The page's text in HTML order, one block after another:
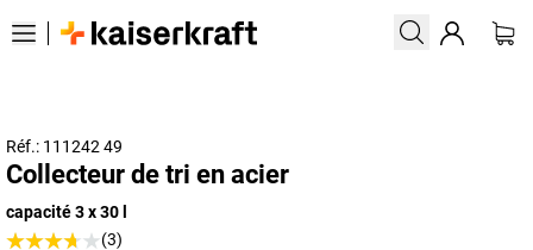
Réf.: 111242 49
Collecteur de tri en acier
capacité 3 x 30 l
(3)